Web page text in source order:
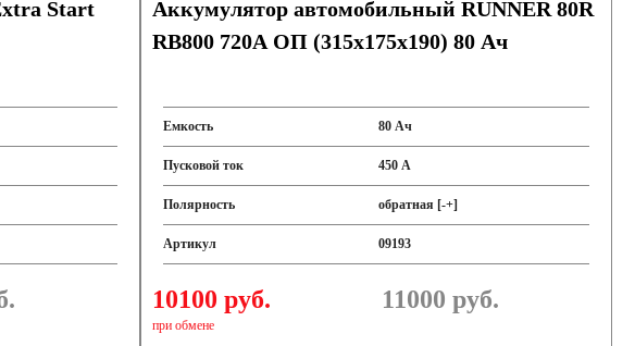
Start
Аккумулятор автомобильный RUNNER 80R
RB800 720A ОП (315x175x190) 80 Ач
Емкость 80 Ач
Пусковой ток 450 А
Полярность обратная [-+]
Артикул 09193
10100 руб.
при обмене
11000 руб.